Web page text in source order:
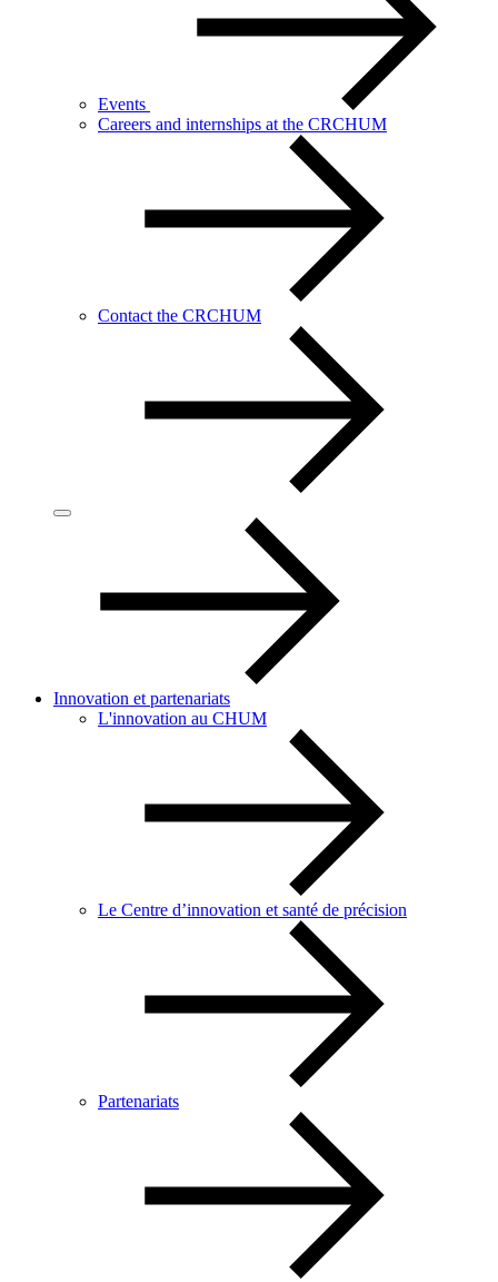
Events
Careers and internships at the CRCHUM
Contact the CRCHUM
Innovation et partenariats
L'innovation au CHUM
Le Centre d’innovation et santé de précision
Partenariats